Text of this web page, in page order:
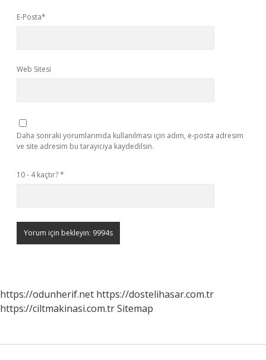
E-Posta*
Web Sitesi
Daha sonraki yorumlarımda kullanılması için adım, e-posta adresim
ve site adresim bu tarayıcıya kaydedilsin.
10 - 4 kaçtır?*
https://odunherif.net https://dostelihasar.com.tr
https://ciltmakinasi.com.trSitemap